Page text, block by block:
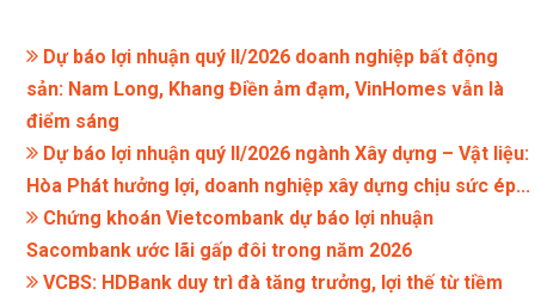
Dự báo lợi nhuận quý II/2026 doanh nghiệp bất động
sản: Nam Long, Khang Điền ảm đạm, VinHomes vẫn là
điểm sáng
Dự báo lợi nhuận quý II/2026 ngành Xây dựng – Vật liệu:
Hòa Phát hưởng lợi, doanh nghiệp xây dựng chịu sức ép...
Chứng khoán Vietcombank dự báo lợi nhuận
Sacombank ước lãi gấp đôi trong năm 2026
VCBS: HDBank duy trì đà tăng trưởng, lợi thế từ tiềm